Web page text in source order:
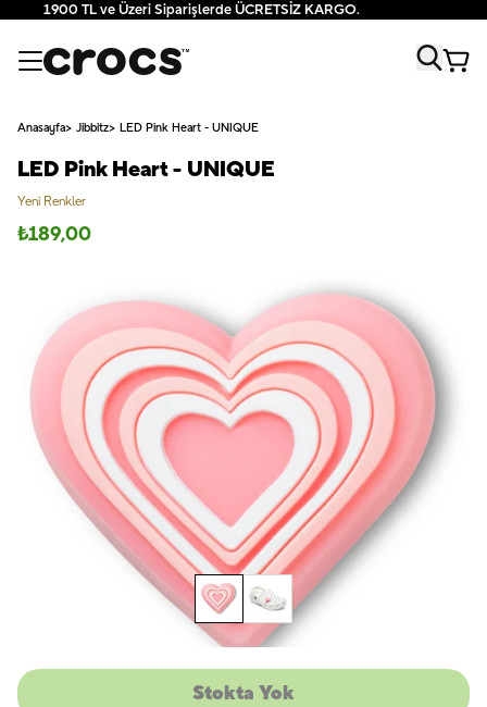
1900 TL ve Üzeri Siparişlerde ÜCRETSİZ KARGO.
Anasayfa Jibbitz LED Pink Heart - UNIQUE
LED Pink Heart - UNIQUE
Yeni Renkler
₺189,00
Stokta Yok